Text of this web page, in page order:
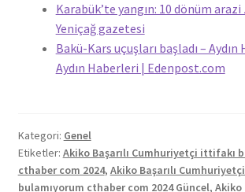
Karabük’te yangın: 10 dönüm
Yeniçağ gazetesi
Bakü-Kars uçuşları başladı –
Aydın Haberleri | Edenpost.com
Kategori: Genel
Etiketler: Akiko Başarılı Cumhuriyetçi ittifakı
cthaber com 2024, Akiko Başarılı
bulamıyorum cthaber com 2024 Güncel, Akiko